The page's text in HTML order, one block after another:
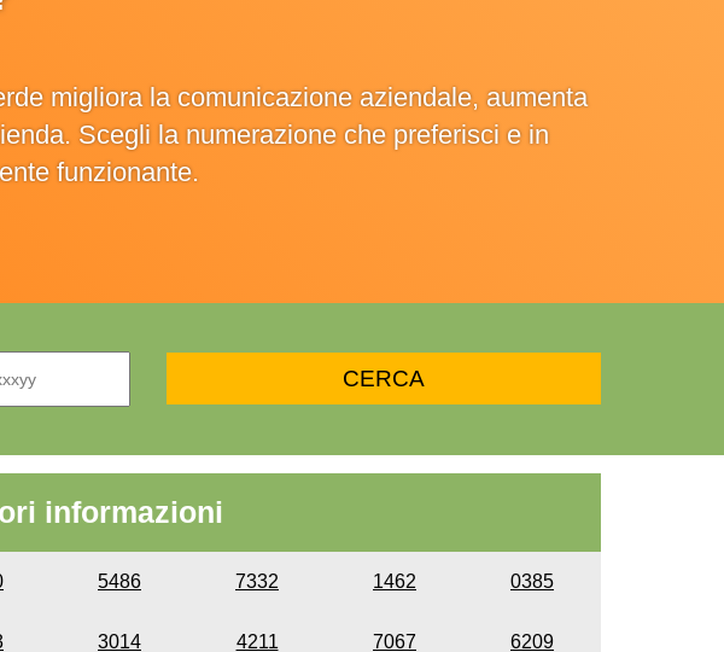
migliora la comunicazione aziendale, aumenta
Scegli la numerazione che preferisci e in
funzionante.
informazioni
5486 7332 1462 0385
3014 4211 7067 6209